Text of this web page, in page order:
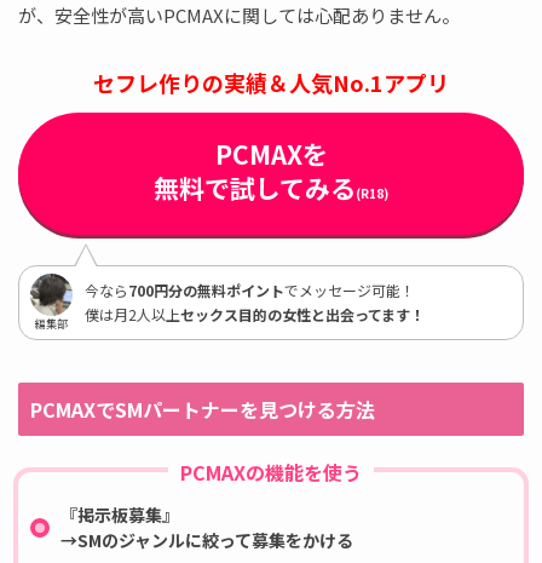
が、安全性が高いPCMAXに関しては心配ありません。
セフレ作りの実績＆人気No.1アプリ
PCMAXを
無料で試してみる (R18)
編集部
今なら700円分の無料ポイントでメッセージ可能！
僕は月2人以上セックス目的の女性と出会ってます！
PCMAXでSMパートナーを見つける方法
PCMAXの機能を使う
『掲示板募集』
→SMのジャンルに絞って募集をかける